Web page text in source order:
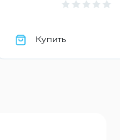
Купить